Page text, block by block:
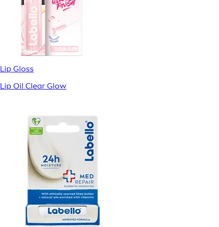
Lip Gloss
Lip Oil Clear Glow